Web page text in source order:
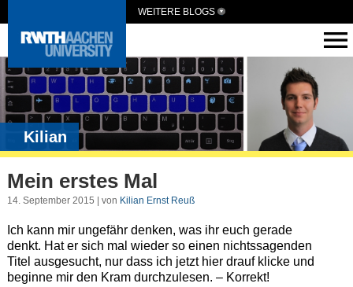
WEITERE BLOGS
Kilian
Mein erstes Mal
14. September 2015 | von Kilian Ernst Reuß
Ich kann mir ungefähr denken, was ihr euch gerade
denkt. Hat er sich mal wieder so einen nichtssagenden
Titel ausgesucht, nur dass ich jetzt hier drauf klicke und
beginne mir den Kram durchzulesen. – Korrekt!